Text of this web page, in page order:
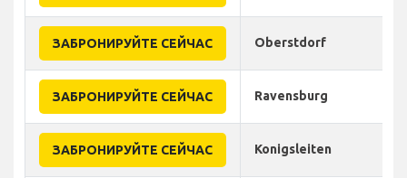
ЗАБРОНИРУЙТЕ СЕЙЧАС Oberstdorf
ЗАБРОНИРУЙТЕ СЕЙЧАС Ravensburg
ЗАБРОНИРУЙТЕ СЕЙЧАС Konigsleiten